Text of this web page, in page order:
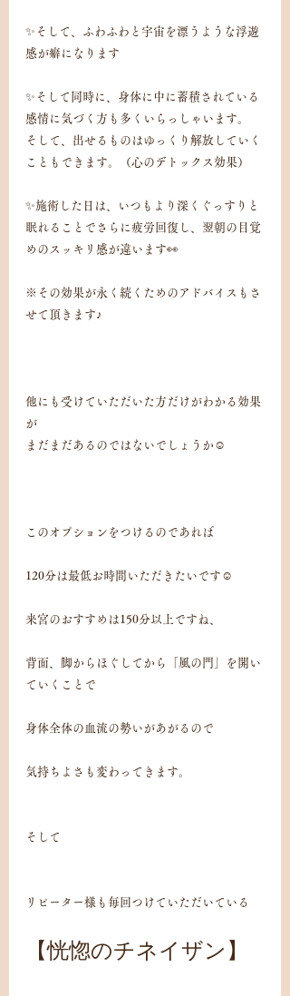
✨そして、ふわふわと宇宙を漂うような浮遊
感が癖になります
✨そして同時に、身体に中に蓄積されている
感情に気づく方も多くいらっしゃいます。
そして、出せるものはゆっくり解放していく
こともできます。（心のデトックス効果）
✨施術した日は、いつもより深くぐっすりと
眠れることでさらに疲労回復し、翌朝の目覚
めのスッキリ感が違います👀
※その効果が永く続くためのアドバイスもさ
せて頂きます♪
他にも受けていただいた方だけがわかる効果
が
まだまだあるのではないでしょうか☺️
このオプションをつけるのであれば
120分は最低お時間いただきたいです☺️
来宮のおすすめは150分以上ですね、
背面、脚からほぐしてから「風の門」を開い
ていくことで
身体全体の血流の勢いがあがるので
気持ちよさも変わってきます。
そして
リピーター様も毎回つけていただいている
【恍惚のチネイザン】